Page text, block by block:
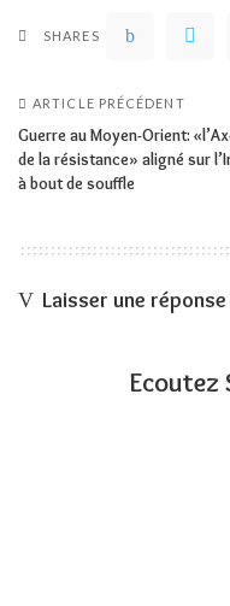
SHARES
ARTICLE PRÉCÉDENT
Guerre au Moyen-Orient:
de la résistance» aligné sur
à bout de souffle
Laisser une réponse
Ecoutez